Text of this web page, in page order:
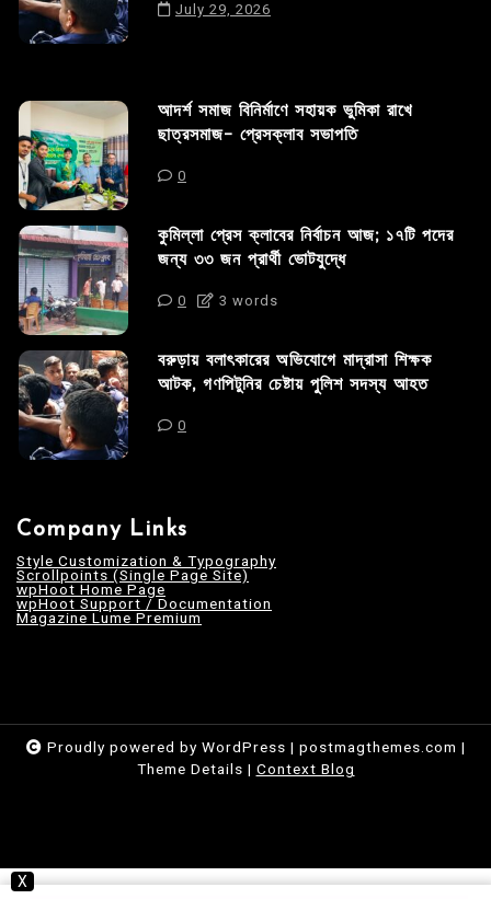
July 29, 2026
আদর্শ সমাজ বিনির্মাণে সহায়ক ভুমিকা রাখে
ছাত্রসমাজ- প্রেসক্লাব সভাপতি
0
কুমিল্লা প্রেস ক্লাবের নির্বাচন আজ; ১৭টি পদের
জন্য ৩৩ জন প্রার্থী ভোটযুদ্ধে
0 3 words
বরুড়ায় বলাৎকারের অভিযোগে মাদ্রাসা শিক্ষক
আটক, গণপিটুনির চেষ্টায় পুলিশ সদস্য আহত
0
Company Links
Style Customization & Typography
Scrollpoints (Single Page Site)
wpHoot Home Page
wpHoot Support / Documentation
Magazine Lume Premium
Proudly powered by WordPress | postmagthemes.com |
Theme Details | Context Blog
X